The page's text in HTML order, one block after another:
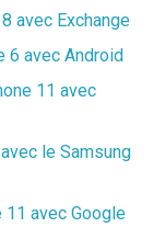
avec Exchange
6 avec Android
11 avec Google